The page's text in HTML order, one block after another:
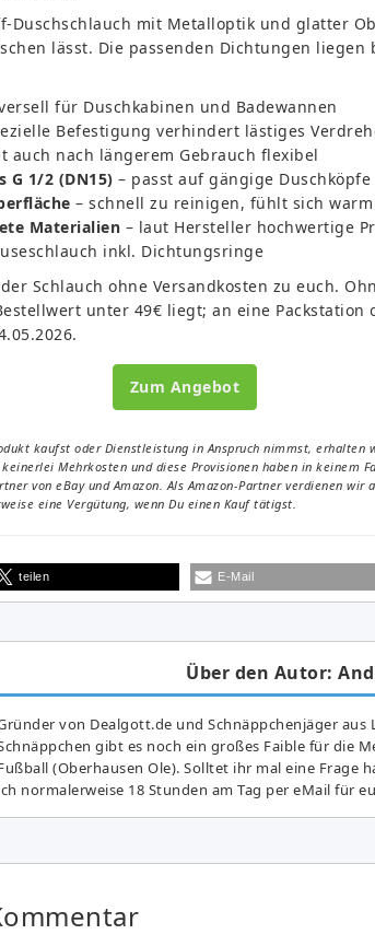
Duschschlauch mit Metalloptik und glatter
lässt. Die passenden Dichtungen liegen
für Duschkabinen und Badewannen
Befestigung verhindert lästiges
auch nach längerem Gebrauch flexibel
G 1/2 (DN15) – passt auf gängige
– schnell zu reinigen, fühlt sich
Materialien – laut Hersteller hochwertige
inkl. Dichtungsringe
Schlauch ohne Versandkosten zu euch.
unter 49€ liegt; an eine Packstation
Zum Angebot
kaufst oder Dienstleistung in Anspruch nimmst,
Mehrkosten und diese Provisionen haben in keinem
von eBay und Amazon. Als Amazon-Partner verdienen
eine Vergütung, wenn Du einen Kauf tätigst.
teilen E-Mail
Über den Autor:
von Dealgott.de und Schnäppchenjäger aus
gibt es noch ein großes Fai­ble für die
(Oberhausen Ole). Solltet ihr mal eine Frage
normalerweise 18 Stunden am Tag per eMail für